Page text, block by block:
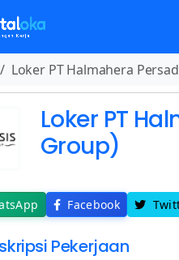
Loker PT Halmahera
Loker PT
Group)
Facebook
Pekerjaan